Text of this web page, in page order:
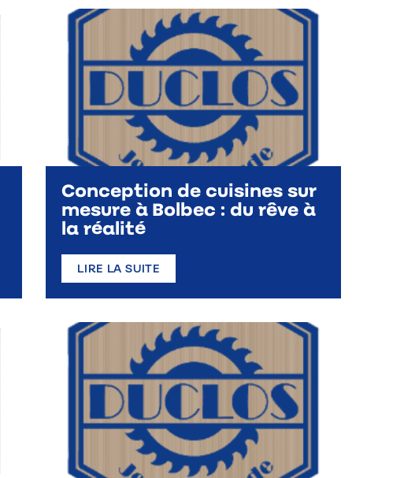
Conception de cuisines sur
mesure à Bolbec : du rêve à
la réalité
LIRE LA SUITE